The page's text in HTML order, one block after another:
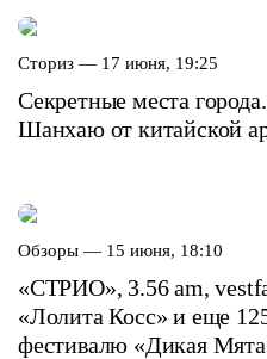
Сториз — 17 июня, 19:25
Секретные места
Шанхаю от китайской
Обзоры — 15 июня, 18:10
«СТРИО», 3.56 am,
«Лолита Косс» и еще
фестивалю «Дикая